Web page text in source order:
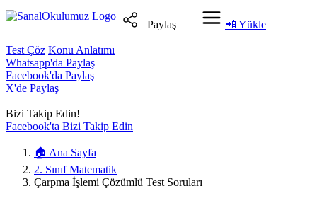
Paylaş 📲 Yükle
Test Çöz Konu Anlatımı
Whatsapp'da Paylaş
Facebook'da Paylaş
X'de Paylaş
Bizi Takip Edin!
Facebook'ta Bizi Takip Edin
🏠 Ana Sayfa
2. Sınıf Matematik
Çarpma İşlemi Çözümlü Test Soruları